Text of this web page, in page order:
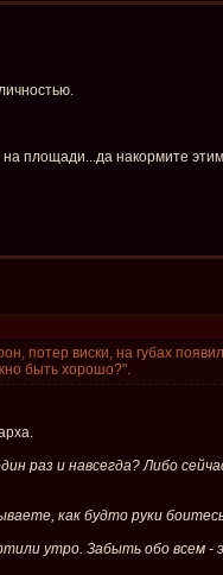
площади...да накормите
потер виски, на губах
быть хорошо?".
раз и навсегда? Либо
как будто руки
утро. Забыть обо всем -